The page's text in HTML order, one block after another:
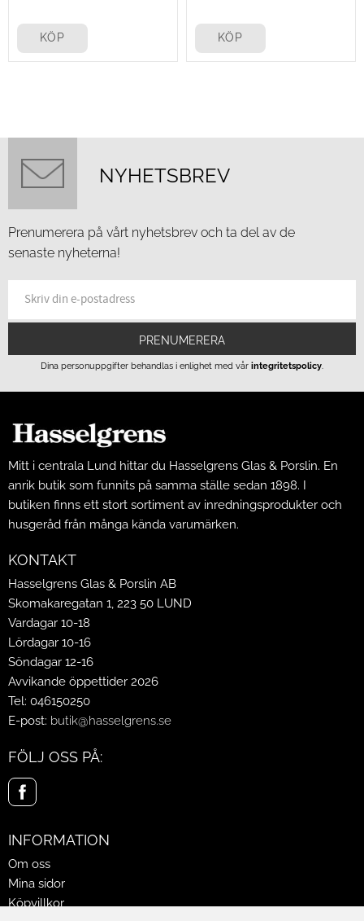
KÖP KÖP
NYHETSBREV
Prenumerera på vårt nyhetsbrev och ta del av de
senaste nyheterna!
PRENUMERERA
Dina personuppgifter behandlas i enlighet med vår integritetspolicy.
Mitt i centrala Lund hittar du Hasselgrens Glas & Porslin. En
anrik butik som funnits på samma ställe sedan 1898. I
butiken finns ett stort sortiment av inredningsprodukter och
husgeråd från många kända varumärken.
KONTAKT
Hasselgrens Glas & Porslin AB
Skomakaregatan 1, 223 50 LUND
Vardagar 10-18
Lördagar 10-16
Söndagar 12-16
Avvikande öppettider 2026
Tel: 046150250
E-post: butik@hasselgrens.se
FÖLJ OSS PÅ:
INFORMATION
Om oss
Mina sidor
Köpvillkor